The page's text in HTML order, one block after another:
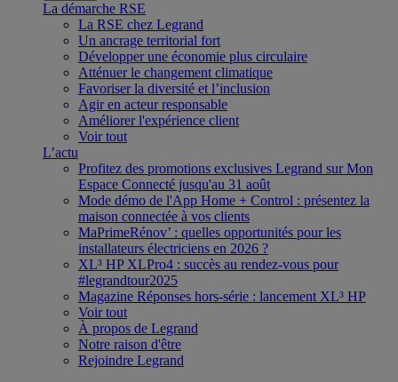
La démarche RSE
La RSE chez Legrand
Un ancrage territorial fort
Développer une économie plus circulaire
Atténuer le changement climatique
Favoriser la diversité et l’inclusion
Agir en acteur responsable
Améliorer l'expérience client
Voir tout
L’actu
Profitez des promotions exclusives Legrand sur Mon
Espace Connecté jusqu'au 31 août
Mode démo de l'App Home + Control : présentez la
maison connectée à vos clients
MaPrimeRénov’ : quelles opportunités pour les
installateurs électriciens en 2026 ?
XL³ HP XLPro4 : succès au rendez-vous pour
#legrandtour2025
Magazine Réponses hors-série : lancement XL³ HP
Voir tout
À propos de Legrand
Notre raison d'être
Rejoindre Legrand